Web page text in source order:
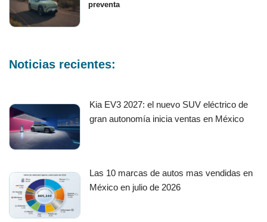
preventa
Noticias recientes:
Kia EV3 2027: el nuevo SUV eléctrico de
gran autonomía inicia ventas en México
Las 10 marcas de autos mas vendidas en
México en julio de 2026